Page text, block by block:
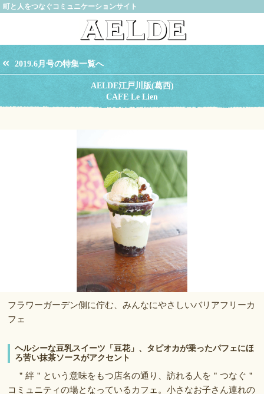
町と人をつなぐコミュニケーションサイト
2019.6月号の特集一覧へ
AELDE江戸川版(葛西)
CAFE Le Lien
フラワーガーデン側に佇む、みんなにやさしいバリアフリーカ
フェ
ヘルシーな豆乳スイーツ「豆花」、タピオカが乗ったパフェにほ
ろ苦い抹茶ソースがアクセント
＂絆＂という意味をもつ店名の通り、訪れる人を＂つなぐ＂
コミュニティの場となっているカフェ。小さなお子さん連れの